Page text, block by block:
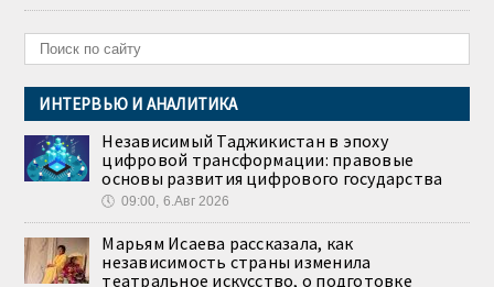
ИНТЕРВЬЮ И АНАЛИТИКА
Независимый Таджикистан в эпоху
цифровой трансформации: правовые
основы развития цифрового государства
🕔 09:00, 6.Авг 2026
Марьям Исаева рассказала, как
независимость страны изменила
театральное искусство, о подготовке